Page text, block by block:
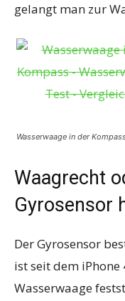
gelangt man zur
Wasserwaage in der
Waagrecht
Gyrosensor
Der Gyrosensor
ist seit dem
Wasserwaage